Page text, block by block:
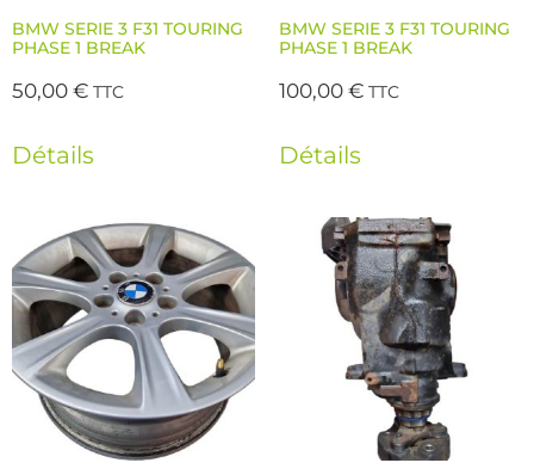
BMW SERIE 3 F31 TOURING
PHASE 1 BREAK
50,00€ TTC
Détails
BMW SERIE 3 F31 TOURING
PHASE 1 BREAK
100,00€ TTC
Détails